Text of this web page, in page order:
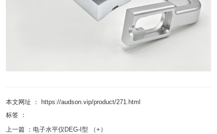
本文网址 ： https://audson.vip/product/271.html
标签 ：
上一篇 ： 电子水平仪DEG-I型 （+）